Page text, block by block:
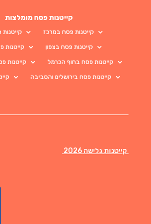
קייטנות פסח מומלצות
קייטנות פסח במרכז
קייטנות פסח בצפון קייטנות
קייטנות פסח בחוף הכרמל קייטנות
קייטנות פסח בירושלים והסביבה
קייטנות גלישה 2026